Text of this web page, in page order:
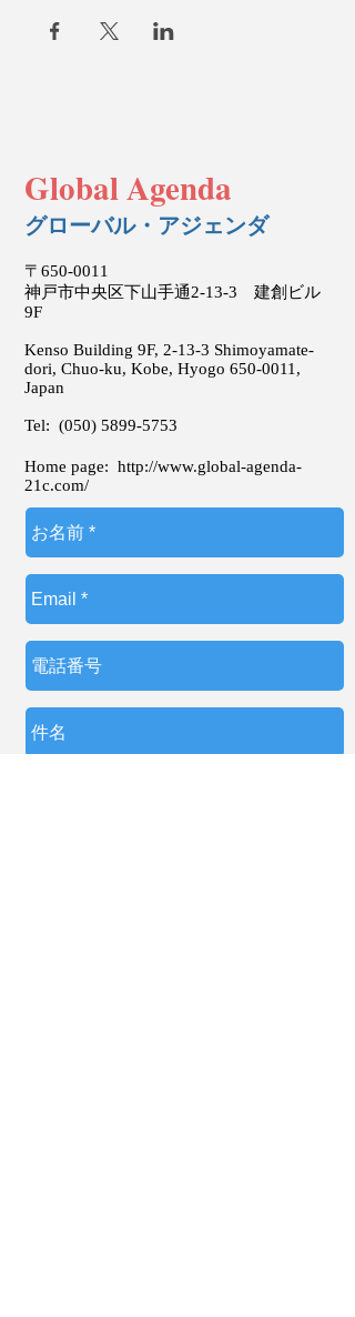
Global Agenda
グローバル・アジェンダ
〒650-0011
神戸市中央区下山手通2-13-3 建創ビル
9F
Kenso Building 9F, 2-13-3 Shimoyamate-
dori, Chuo-ku, Kobe, Hyogo 650-0011 ,
Japan
Tel: (050) 5899-5753
Home page: http://www.global-agenda-
21c.com/